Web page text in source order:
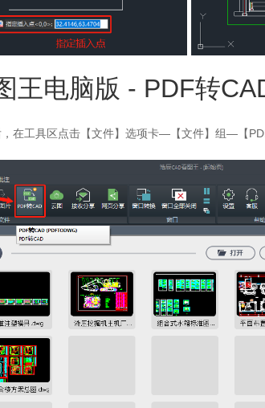
王电脑版 - PDF转
在工具区点击【文件】选项卡—【文件】组—【